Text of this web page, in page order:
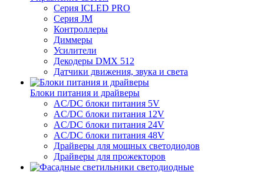
Серия ICLED PRO
Серия JM
Контроллеры
Диммеры
Усилители
Декодеры DMX 512
Датчики движения, звука и света
Блоки питания и драйверы
AC/DC блоки питания 5V
AC/DC блоки питания 12V
AC/DC блоки питания 24V
AC/DC блоки питания 48V
Драйверы для мощных светодиодов
Драйверы для прожекторов